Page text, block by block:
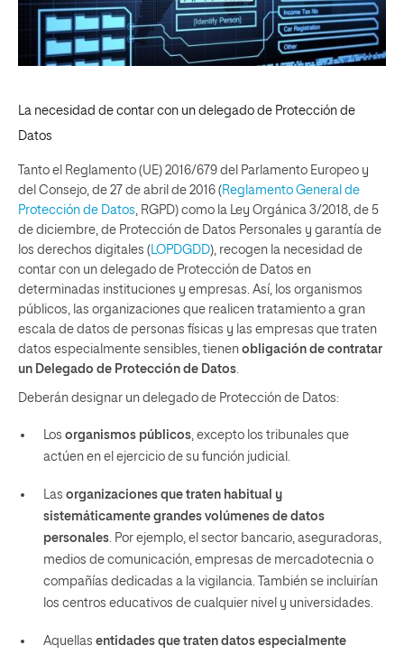
La necesidad de contar con un delegado de Protección de
Datos
Tanto el Reglamento (UE) 2016/679 del Parlamento Europeo y
del Consejo, de 27 de abril de 2016 (Reglamento General de
Protección de Datos , RGPD) como la Ley Orgánica 3/2018, de 5
de diciembre, de Protección de Datos Personales y garantía de
los derechos digitales ( LOPDGDD), recogen la necesidad de
contar con un delegado de Protección de Datos en
determinadas instituciones y empresas. Así, los organismos
públicos, las organizaciones que realicen tratamiento a gran
escala de datos de personas físicas y las empresas que traten
datos especialmente sensibles, tienen obligación de contratar
un Delegado de Protección de Datos
Deberán designar un delegado de Protección de Datos:
Los organismos públicos, excepto los tribunales que
actúen en el ejercicio de su función judicial.
Las organizaciones que traten habitual y
sistemáticamente grandes volúmenes de datos
personales. Por ejemplo, el sector bancario, aseguradoras,
medios de comunicación, empresas de mercadotecnia o
compañías dedicadas a la vigilancia. También se incluirían
los centros educativos de cualquier nivel y universidades.
Aquellas entidades que traten datos especialmente